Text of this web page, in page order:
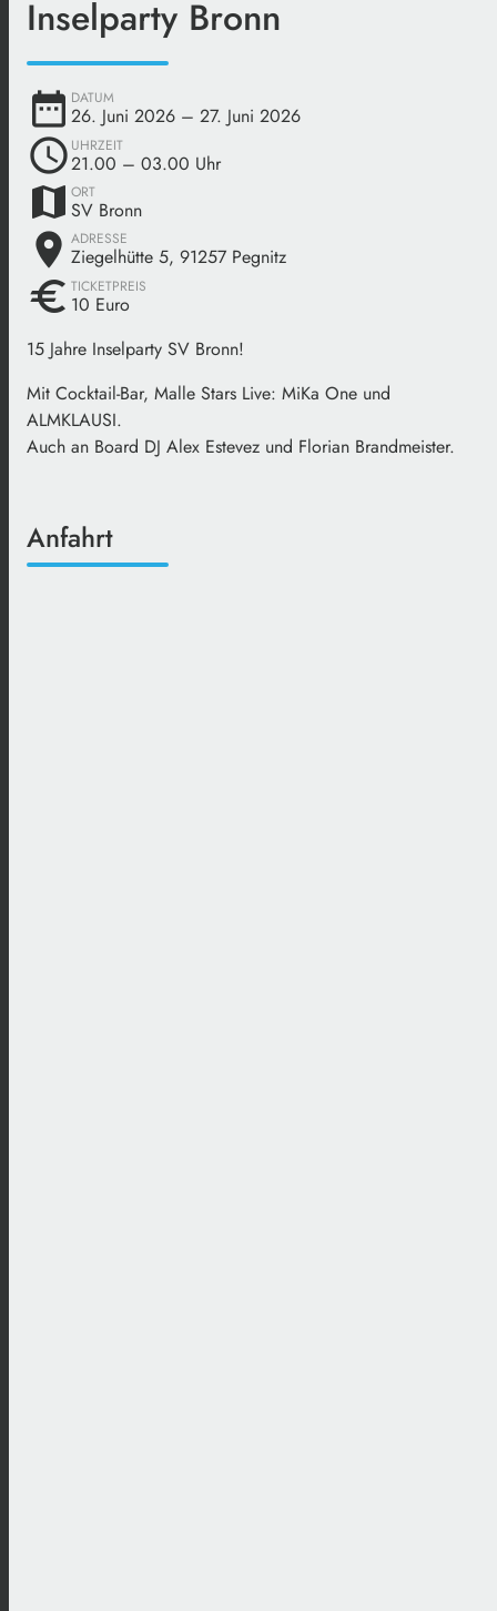
Inselparty Bronn
date_range DATUM
26. Juni 2026 – 27. Juni 2026
schedule UHRZEIT
21.00 – 03.00 Uhr
map ORT
SV Bronn
place ADRESSE
Ziegelhütte 5, 91257 Pegnitz
euro TICKETPREIS
10 Euro
15 Jahre Inselparty SV Bronn!
Mit Cocktail-Bar, Malle Stars Live: MiKa One und
ALMKLAUSI.
Auch an Board DJ Alex Estevez und Florian Brandmeister.
Anfahrt